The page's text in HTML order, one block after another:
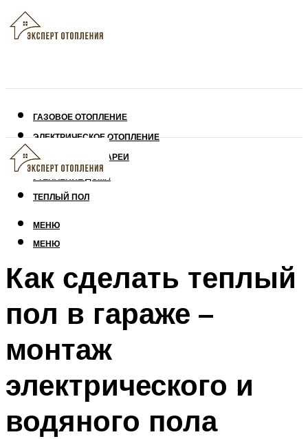
ГАЗОВОЕ ОТОПЛЕНИЕ
ЭЛЕКТРИЧЕСКОЕ ОТОПЛЕНИЕ
СОЛНЕЧНЫЕ БАТАРЕИ
УТЕПЛЕНИЕ ДОМА
ТЕПЛЫЙ ПОЛ
МЕНЮ
МЕНЮ
Как сделать теплый
пол в гараже –
монтаж
электрического и
водяного пола